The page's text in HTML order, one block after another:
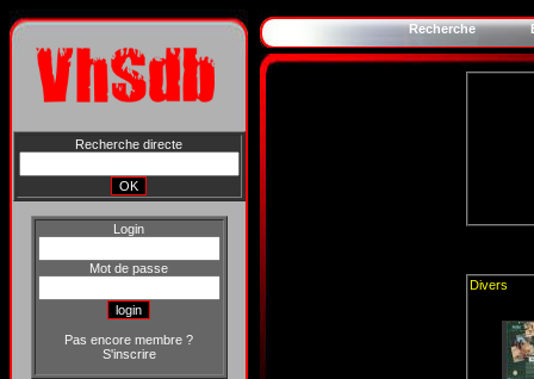
Recherche directe
Login
Mot de passe
Pas encore membre ?
S'inscrire
Recherche
Divers